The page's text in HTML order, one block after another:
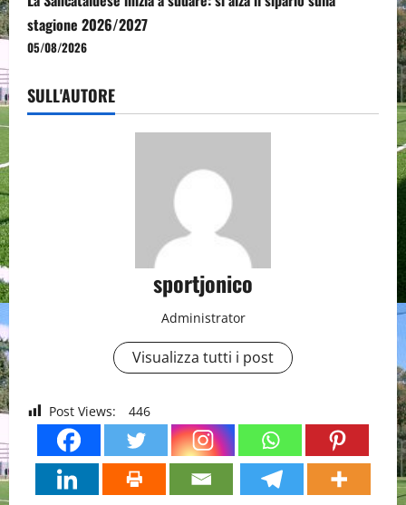
stagione 2026/2027
05/08/2026
SULL'AUTORE
sportjonico
Administrator
Visualizza tutti i post
Post Views: 446